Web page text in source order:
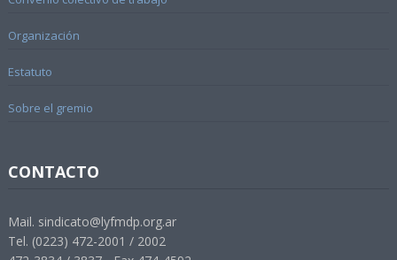
Organización
Estatuto
Sobre el gremio
CONTACTO
Mail. sindicato@lyfmdp.org.ar
Tel. (0223) 472-2001 / 2002